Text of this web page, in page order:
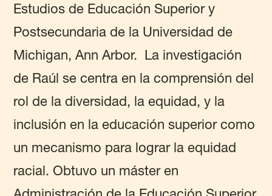
Estudios de Educación Superior y
Postsecundaria de la Universidad de
Michigan, Ann Arbor. La investigación
de Raúl se centra en la comprensión del
rol de la diversidad, la equidad, y la
inclusión en la educación superior como
un mecanismo para lograr la equidad
racial. Obtuvo un máster en